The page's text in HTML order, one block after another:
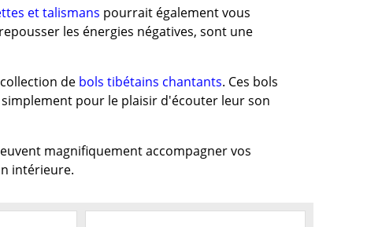
et talismans pourrait également vous
les énergies négatives, sont une
de bols tibétains chantants. Ces bols
pour le plaisir d'écouter leur son
magnifiquement accompagner vos
intérieure.